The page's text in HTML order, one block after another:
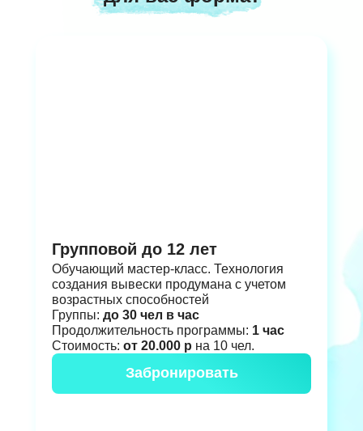
Групповой до 12 лет
Обучающий мастер-класс. Технология
создания вывески продумана с учетом
возрастных способностей
Группы: до 30 чел в час
Продолжительность программы: 1 час
Стоимость: от 20.000 р на 10 чел.
Забронировать